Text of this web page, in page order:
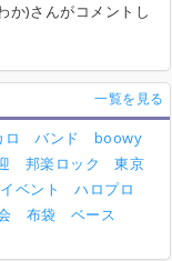
か)さんがコメントし
一覧を見る
ロ バンド
boowy
邦楽ロック
東京
ベント
ハロプロ
布袋
ベース